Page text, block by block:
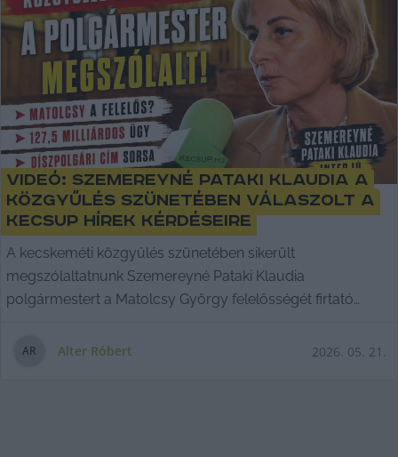
Videó: Szemereyné Pataki Klaudia a
közgyűlés szünetében válaszolt a
KecsUP Hírek kérdéseire
A kecskeméti közgyűlés szünetében sikerült
megszólaltatnunk Szemereyné Pataki Klaudia
polgármestert a Matolcsy György felelősségét firtató
AR Alter Róbert 2026. 05. 21.